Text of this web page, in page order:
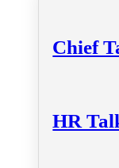
Chief
HR